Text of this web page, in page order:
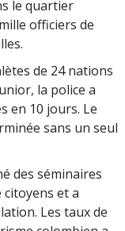
le quartier
officiers de
de 24 nations
la police a
en 10 jours. Le
sans un seul
des séminaires
et a
Les taux de